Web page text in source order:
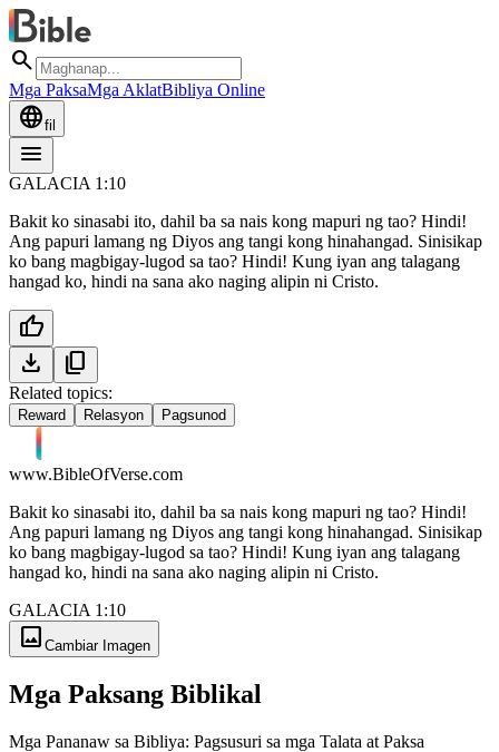
search
Mga PaksaMga AklatBibliya Online
languagefil
menu
GALACIA 1:10
Bakit ko sinasabi ito, dahil ba sa nais kong mapuri ng tao? Hindi!
Ang papuri lamang ng Diyos ang tangi kong hinahangad. Sinisikap
ko bang magbigay-lugod sa tao? Hindi! Kung iyan ang talagang
hangad ko, hindi na sana ako naging alipin ni Cristo.
thumb_up
download
content_copy
Related topics:
Reward Relasyon Pagsunod
www.BibleOfVerse.com
Bakit ko sinasabi ito, dahil ba sa nais kong mapuri ng tao? Hindi!
Ang papuri lamang ng Diyos ang tangi kong hinahangad. Sinisikap
ko bang magbigay-lugod sa tao? Hindi! Kung iyan ang talagang
hangad ko, hindi na sana ako naging alipin ni Cristo.
GALACIA 1:10
image Cambiar Imagen
Mga Paksang Biblikal
Mga Pananaw sa Bibliya: Pagsusuri sa mga Talata at Paksa